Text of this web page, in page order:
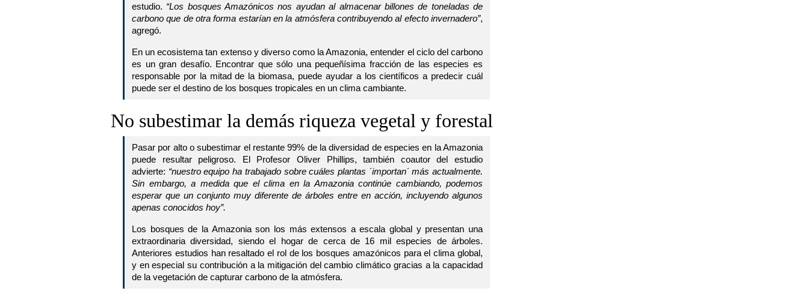
estudio. “Los bosques Amazónicos nos ayudan al almacenar billones de toneladas de
carbono que de otra forma estarían en la atmósfera contribuyendo al efecto invernadero”,
agregó.
En un ecosistema tan extenso y diverso como la Amazonia, entender el ciclo del carbono
es un gran desafío. Encontrar que sólo una pequeñísima fracción de las especies es
responsable por la mitad de la biomasa, puede ayudar a los científicos a predecir cuál
puede ser el destino de los bosques tropicales en un clima cambiante.
No subestimar la demás riqueza vegetal y forestal
Pasar por alto o subestimar el restante 99% de la diversidad de especies en la Amazonia
puede resultar peligroso. El Profesor Oliver Phillips, también coautor del estudio
advierte: “nuestro equipo ha trabajado sobre cuáles plantas ´importan´ más actualmente.
Sin embargo, a medida que el clima en la Amazonia continúe cambiando, podemos
esperar que un conjunto muy diferente de árboles entre en acción, incluyendo algunos
apenas conocidos hoy”.
Los bosques de la Amazonia son los más extensos a escala global y presentan una
extraordinaria diversidad, siendo el hogar de cerca de 16 mil especies de árboles.
Anteriores estudios han resaltado el rol de los bosques amazónicos para el clima global,
y en especial su contribución a la mitigación del cambio climático gracias a la capacidad
de la vegetación de capturar carbono de la atmósfera.